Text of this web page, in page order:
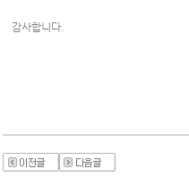
감사합니다.